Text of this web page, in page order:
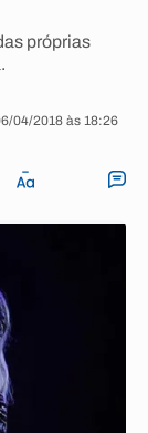
próprias
04/2018 às 18:26